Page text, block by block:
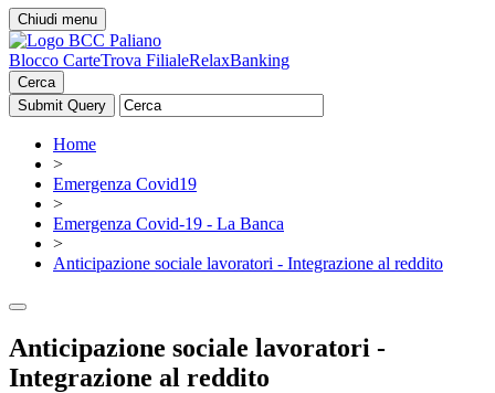
Chiudi menu
Blocco CarteTrova FilialeRelaxBanking
Cerca
Home
>
Emergenza Covid19
>
Emergenza Covid-19 - La Banca
>
Anticipazione sociale lavoratori - Integrazione al reddito
Anticipazione sociale lavoratori -
Integrazione al reddito